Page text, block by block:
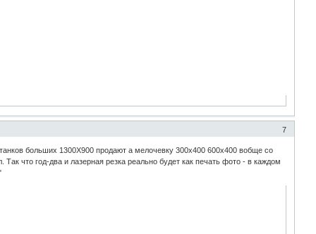
7
больших 1300Х900 продают а мелочевку 300х400 600х400 вобще со
что год-два и лазерная резка реально будет как печать фото - в каждом